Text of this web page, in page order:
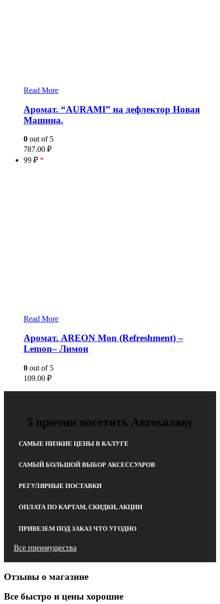
Read More
Аромат. “AURAMI” на дефлектор Новая
Машина.
0 out of 5
787.00 ₽
99 ₽ *
Read More
Аромат. AREON Mon (Refreshment) –
Lemon– Лимон
0 out of 5
109.00 ₽
5 причин посетить Автохаляву
САМЫЕ НИЗКИЕ ЦЕНЫ В КАЛУГЕ
САМЫЙ БОЛЬШОЙ ВЫБОР АКСЕССУАРОВ
РЕГУЛЯРНЫЕ ПОСТАВКИ
ОПЛАТА ПО КАРТАМ, СКИДКИ, АКЦИИ
ПРИВЕЗЕМ ПОД ЗАКАЗ ЧТО УГОДНО
Все преимущества
Отзывы о магазине
Все быстро и цены хорошие